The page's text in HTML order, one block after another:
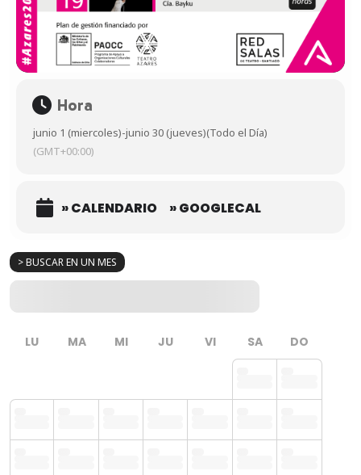
> BUSCAR EN UN MES
LU MA MI JU VI SA DO
Hora
junio 1 (miercoles)-junio 30 (jueves)(Todo el Día)
(GMT+00:00)
» CALENDARIO » GOOGLECAL